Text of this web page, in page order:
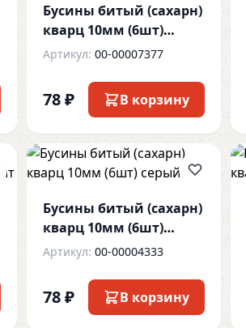
Бусины битый (сахарн)
кварц 10мм (6шт)
зеленый
Артикул: 00-00007377
78 ₽ В корзину
Бусины битый (сахарн)
кварц 10мм (6шт)
серый
Артикул: 00-00004333
78 ₽ В корзину